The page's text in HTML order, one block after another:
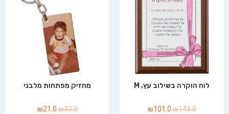
לוח הוקרה בשילוב עץ, M
₪143.0
₪101.0
מחזיק מפתחות מלבני
₪33.0
₪21.0